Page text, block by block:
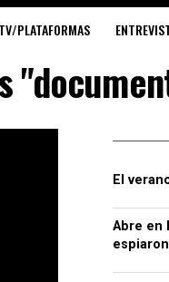
TV/PLATAFORMAS
El
Abre en